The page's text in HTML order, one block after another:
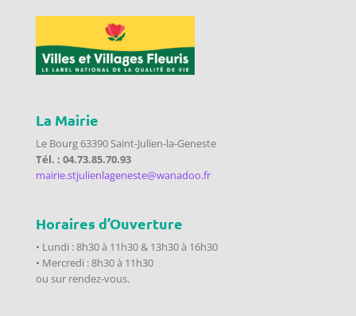
La Mairie
Le Bourg 63390 Saint-Julien-la-Geneste
Tél. : 04.73.85.70.93
mairie.stjulienlageneste@wanadoo.fr
Horaires d’Ouverture
• Lundi : 8h30 à 11h30 & 13h30 à 16h30
• Mercredi : 8h30 à 11h30
ou sur rendez-vous.